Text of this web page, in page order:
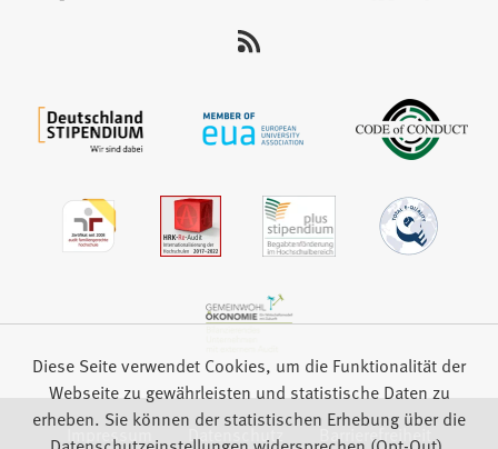
Impressum Datenschutz Barrierefreiheit
Diese Seite verwendet Cookies, um die Funktionalität der
Webseite zu gewährleisten und statistische Daten zu
erheben. Sie können der statistischen Erhebung über die